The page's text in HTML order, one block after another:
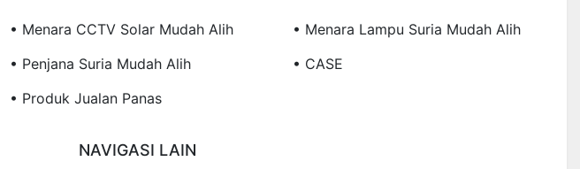
• Menara CCTV Solar Mudah Alih
• Menara Lampu Suria Mudah Alih
• Penjana Suria Mudah Alih
• CASE
• Produk Jualan Panas
NAVIGASI LAIN